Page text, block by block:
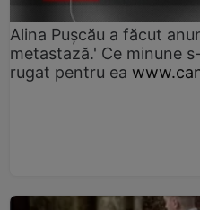
Alina Pușcău a făcut
metastază.' Ce minune
rugat pentru ea